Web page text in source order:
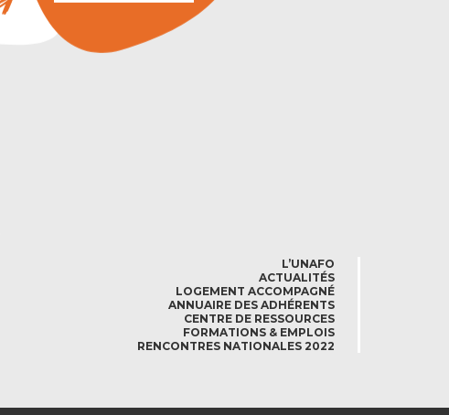
L’UNAFO
ACTUALITÉS
LOGEMENT ACCOMPAGNÉ
ANNUAIRE DES ADHÉRENTS
CENTRE DE RESSOURCES
FORMATIONS & EMPLOIS
RENCONTRES NATIONALES 2022